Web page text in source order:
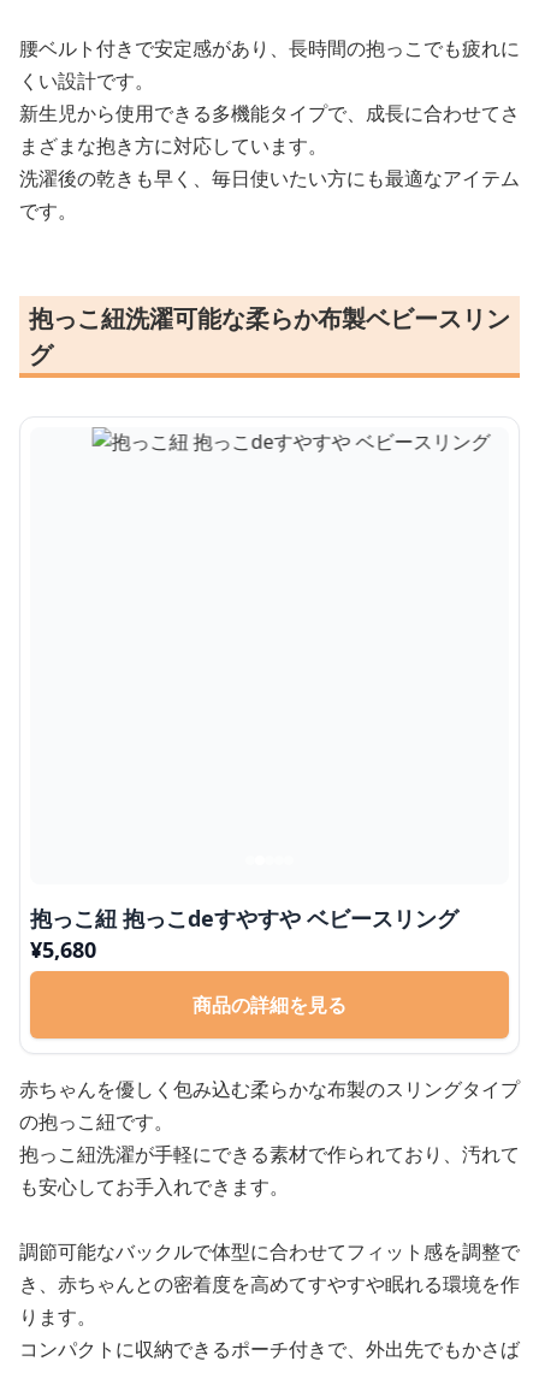
腰ベルト付きで安定感があり、長時間の抱っこでも疲れに
くい設計です。
新生児から使用できる多機能タイプで、成長に合わせてさ
まざまな抱き方に対応しています。
洗濯後の乾きも早く、毎日使いたい方にも最適なアイテム
です。
抱っこ紐洗濯可能な柔らか布製ベビースリン
グ
抱っこ紐 抱っこdeすやすや ベビースリング
¥5,680
商品の詳細を見る
赤ちゃんを優しく包み込む柔らかな布製のスリングタイプ
の抱っこ紐です。
抱っこ紐洗濯が手軽にできる素材で作られており、汚れて
も安心してお手入れできます。
調節可能なバックルで体型に合わせてフィット感を調整で
き、赤ちゃんとの密着度を高めてすやすや眠れる環境を作
ります。
コンパクトに収納できるポーチ付きで、外出先でもかさば